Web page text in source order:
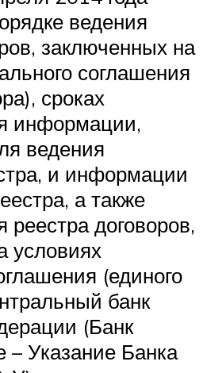
ведения
заключенных на
соглашения
сроках
информации,
ведения
и информации
а также
реестра договоров,
условиях
(единого
банк
(Банк
– Указание Банка